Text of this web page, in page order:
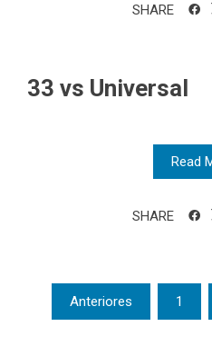
SHARE
33 vs Universal
Read
SHARE
Posts
pagination
Anteriores 1